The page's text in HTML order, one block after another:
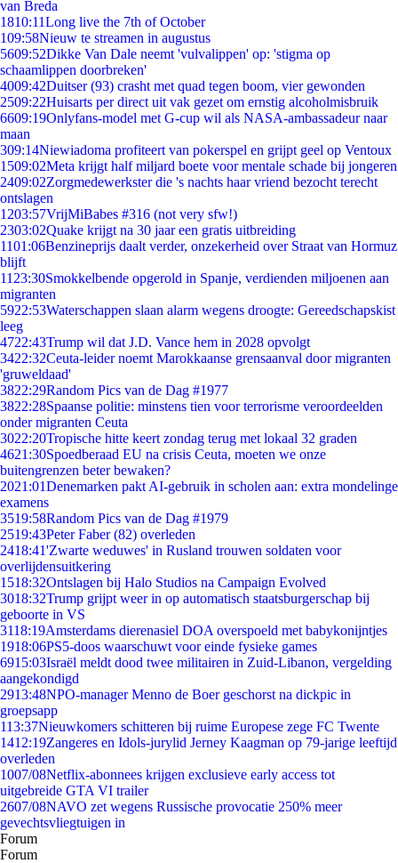
van Breda
1810:11Long live the 7th of October
109:58Nieuw te streamen in augustus
5609:52Dikke Van Dale neemt 'vulvalippen' op: 'stigma op
schaamlippen doorbreken'
4009:42Duitser (93) crasht met quad tegen boom, vier gewonden
2509:22Huisarts per direct uit vak gezet om ernstig alcoholmisbruik
6609:19Onlyfans-model met G-cup wil als NASA-ambassadeur naar
maan
309:14Niewiadoma profiteert van pokerspel en grijpt geel op Ventoux
1509:02Meta krijgt half miljard boete voor mentale schade bij jongeren
2409:02Zorgmedewerkster die 's nachts haar vriend bezocht terecht
ontslagen
1203:57VrijMiBabes #316 (not very sfw!)
2303:02Quake krijgt na 30 jaar een gratis uitbreiding
1101:06Benzineprijs daalt verder, onzekerheid over Straat van Hormuz
blijft
11 23:30Smokkelbende opgerold in Spanje, verdienden miljoenen aan
migranten
5922:53Waterschappen slaan alarm wegens droogte: Gereedschapskist
leeg
4722:43Trump wil dat J.D. Vance hem in 2028 opvolgt
3422:32Ceuta-leider noemt Marokkaanse grensaanval door migranten
'gruweldaad'
3822:29Random Pics van de Dag #1977
3822:28Spaanse politie: minstens tien voor terrorisme veroordeelden
onder migranten Ceuta
3022:20Tropische hitte keert zondag terug met lokaal 32 graden
4621:30Spoedberaad EU na crisis Ceuta, moeten we onze
buitengrenzen beter bewaken?
2021:01Denemarken pakt AI-gebruik in scholen aan: extra mondelinge
examens
3519:58Random Pics van de Dag #1979
2519:43Peter Faber (82) overleden
2418:41'Zwarte weduwes' in Rusland trouwen soldaten voor
overlijdensuitkering
1518:32Ontslagen bij Halo Studios na Campaign Evolved
3018:32Trump grijpt weer in op automatisch staatsburgerschap bij
geboorte in VS
3118:19Amsterdams dierenasiel DOA overspoeld met babykonijntjes
1918:06PS5-doos waarschuwt voor einde fysieke games
6915:03Israël meldt dood twee militairen in Zuid-Libanon, vergelding
aangekondigd
2913:48NPO-manager Menno de Boer geschorst na dickpic in
groepsapp
113:37Nieuwkomers schitteren bij ruime Europese zege FC Twente
1412:19Zangeres en Idols-jurylid Jerney Kaagman op 79-jarige leeftijd
overleden
1007/08Netflix-abonnees krijgen exclusieve early access tot
uitgebreide GTA VI trailer
2607/08NAVO zet wegens Russische provocatie 250% meer
gevechtsvliegtuigen in
Forum
Forum